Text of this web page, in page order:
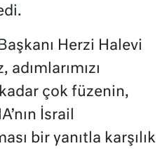
Herzi Halevi
adımlarımızı
çok füzenin,
İsrail
bir yanıtla karşılık